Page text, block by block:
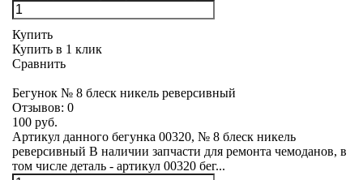
Купить
Купить в 1 клик
Сравнить
Бегунок № 8 блеск никель реверсивный
Отзывов: 0
100 руб.
Артикул данного бегунка 00320, № 8 блеск никель
реверсивный В наличии запчасти для ремонта чемоданов, в
том числе деталь - артикул 00320 бег...